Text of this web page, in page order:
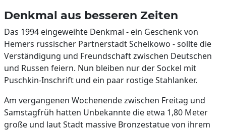
Denkmal aus besseren Zeiten
Das 1994 eingeweihte Denkmal - ein Geschenk von
Hemers russischer Partnerstadt Schelkowo - sollte die
Verständigung und Freundschaft zwischen Deutschen
und Russen feiern. Nun bleiben nur der Sockel mit
Puschkin-Inschrift und ein paar rostige Stahlanker.
Am vergangenen Wochenende zwischen Freitag und
Samstagfrüh hatten Unbekannte die etwa 1,80 Meter
große und laut Stadt massive Bronzestatue von ihrem